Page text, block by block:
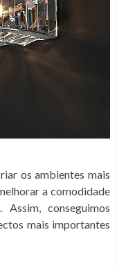
os ambientes mais
a comodidade
conseguimos
mais importantes